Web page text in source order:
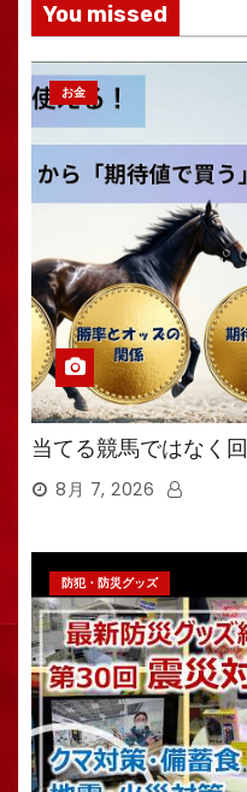
You missed
お金
当てる競馬ではなく
8月 7, 2026
防犯・防災グッズ